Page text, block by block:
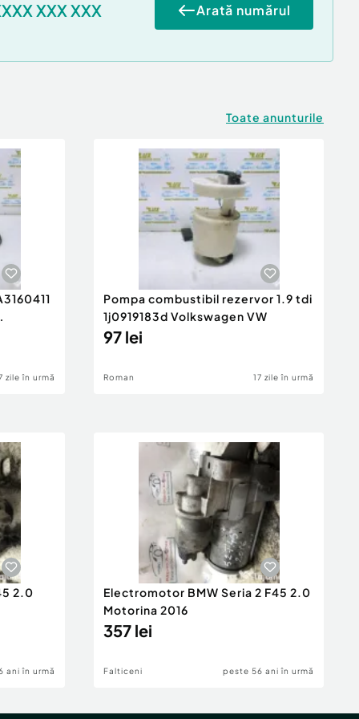
XXX XXX Arată numărul
Toate anunturile
zile în urmă
Pompa combustibil rezervor 1.9 tdi
1j0919183d Volkswagen VW
97 lei
Roman 17 zile în urmă
2.0
ani în urmă
Electromotor BMW Seria 2 F45 2.0
Motorina 2016
357 lei
Falticeni peste 56 ani în urmă